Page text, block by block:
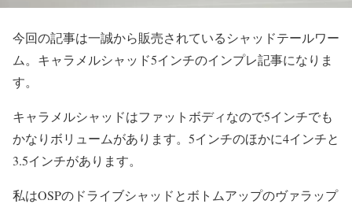
今回の記事は一誠から販売されているシャッドテールワー
ム。キャラメルシャッド5インチのインプレ記事になりま
す。
キャラメルシャッドはファットボディなので5インチでも
かなりボリュームがあります。5インチのほかに4インチと
3.5インチがあります。
私はOSPのドライブシャッドとボトムアップのヴァラップ